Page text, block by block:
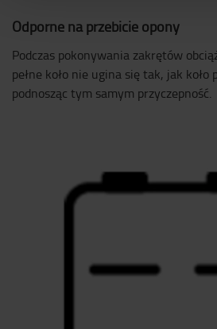
Odporne na przebicie opony
Podczas pokonywania zakrętów
pełne koło nie ugina się tak, jak koło
podnosząc tym samym przyczepność.